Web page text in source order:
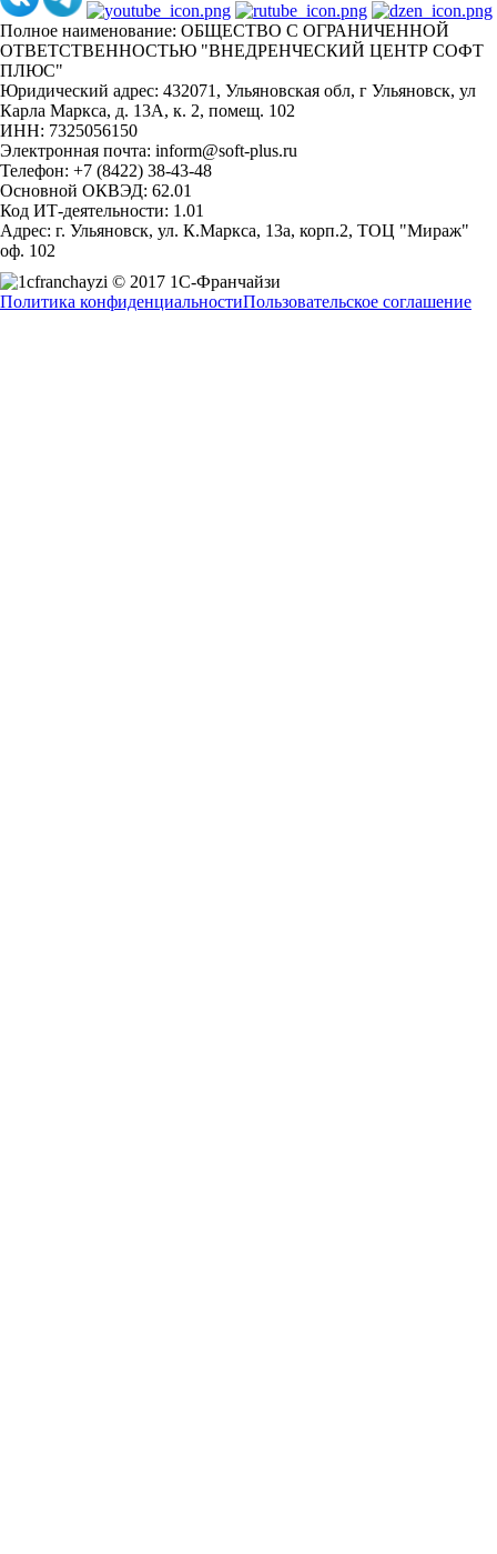
Полное наименование: ОБЩЕСТВО С ОГРАНИЧЕННОЙ
ОТВЕТСТВЕННОСТЬЮ "ВНЕДРЕНЧЕСКИЙ ЦЕНТР СОФТ
ПЛЮС"
Юридический адрес: 432071, Ульяновская обл, г Ульяновск, ул
Карла Маркса, д. 13А, к. 2, помещ. 102
ИНН: 7325056150
Электронная почта: inform@soft-plus.ru
Телефон: +7 (8422) 38-43-48
Основной ОКВЭД: 62.01
Код ИТ-деятельности: 1.01
Адрес: г. Ульяновск, ул. К.Маркса, 13а, корп.2, ТОЦ "Мираж"
оф. 102
© 2017 1С-Франчайзи
Политика конфиденциальностиПользовательское соглашение